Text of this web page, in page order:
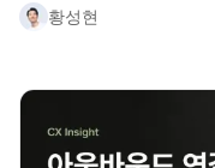
황성현